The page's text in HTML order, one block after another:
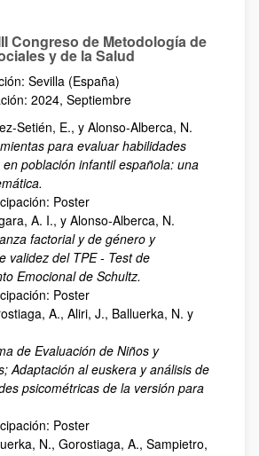
Congreso de Metodología de
y de la Salud
Sevilla (España)
2024, Septiembre
Setién, E., y Alonso-Alberca, N.
para evaluar habilidades
población infantil española: una
Poster
A. I., y Alonso-Alberca, N.
factorial y de género y
validez del TPE - Test de
Emocional de Schultz.
Poster
A., Aliri, J., Balluerka, N. y
de Evaluación de Niños y
Adaptación al euskera y análisis de
psicométricas de la versión para
Poster
N., Gorostiaga, A., Sampietro,